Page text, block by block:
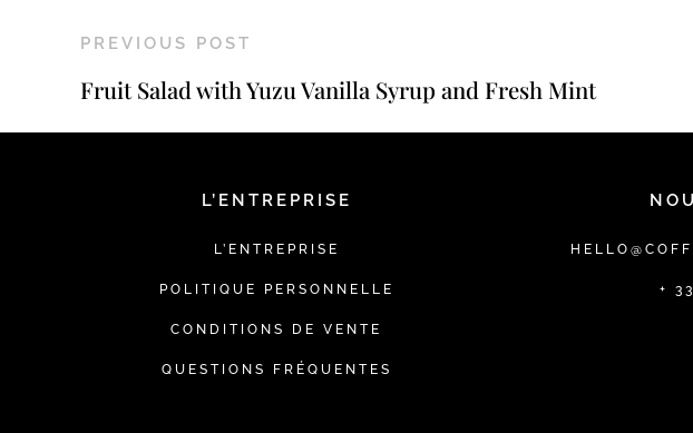
PREVIOUS POST
Fruit Salad with Yuzu Vanilla Syrup and Fresh Mint
L’ENTREPRISE
L’ENTREPRISE
POLITIQUE PERSONNELLE
CONDITIONS DE VENTE
QUESTIONS FRÉQUENTES
+